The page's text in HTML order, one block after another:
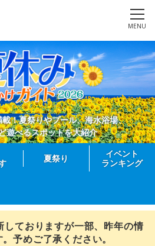
MENU
！夏祭りやプール、海水浴場、
遊べるスポットを大紹介
夏祭り
イベント
ランキング
しておりますが一部、昨年の情
予めご了承ください。